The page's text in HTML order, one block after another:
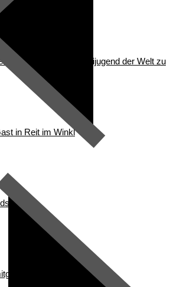
IV – Die nordische Skijugend der Welt zu
in Reit im Winkl
Ehrentafel